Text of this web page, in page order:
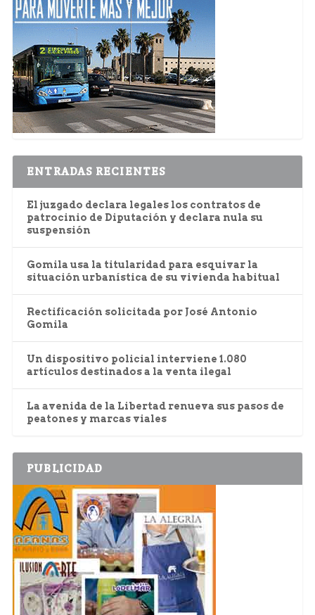
ENTRADAS RECIENTES
El juzgado declara legales los contratos de
patrocinio de Diputación y declara nula su
suspensión
Gomila usa la titularidad para esquivar la
situación urbanística de su vivienda habitual
Rectificación solicitada por José Antonio
Gomila
Un dispositivo policial interviene 1.080
artículos destinados a la venta ilegal
La avenida de la Libertad renueva sus pasos de
peatones y marcas viales
PUBLICIDAD